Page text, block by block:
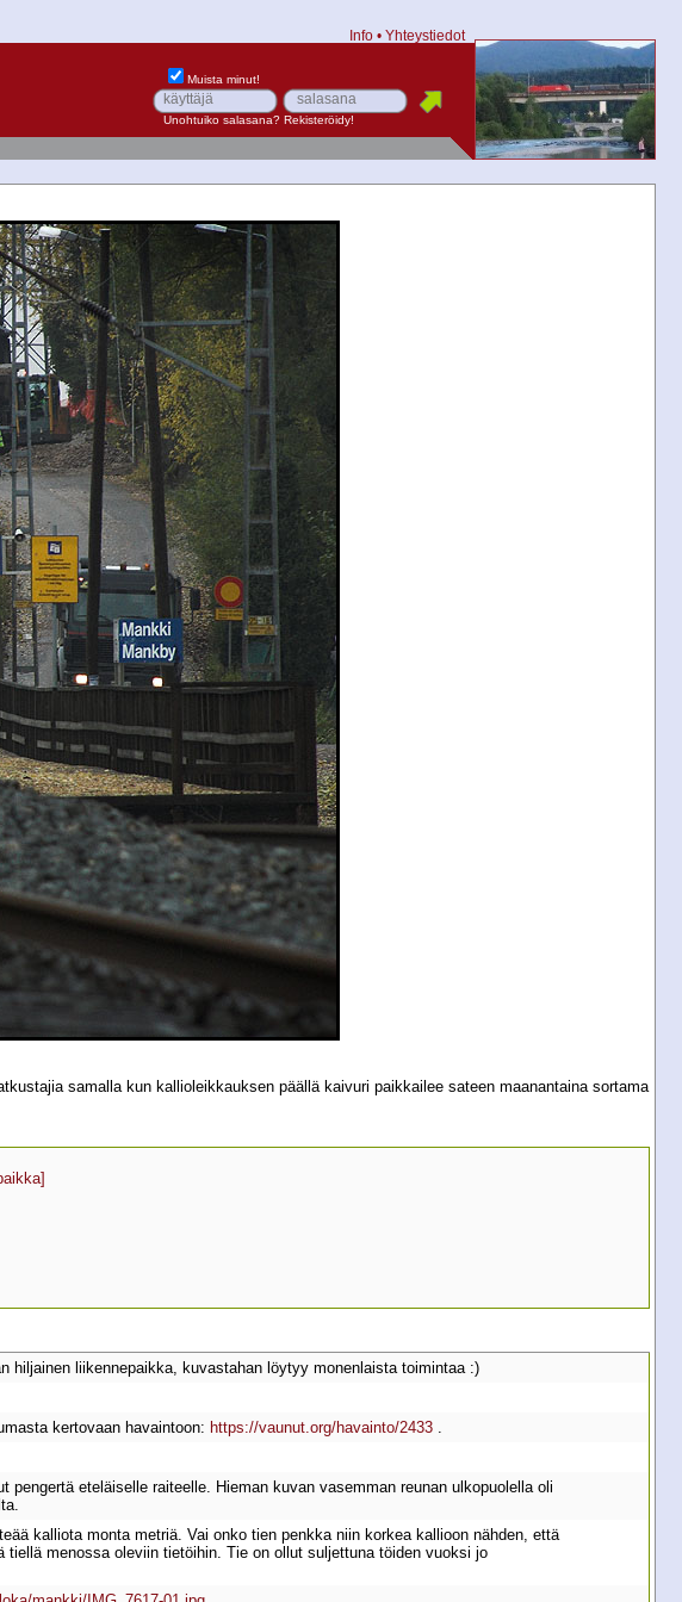
Info • Yhteystiedot
Muista minut!
Unohtuiko salasana? Rekisteröidy!
samalla kun kallioleikkauksen päällä kaivuri paikkailee sateen maanantaina sortama
hiljainen liikennepaikka, kuvastahan löytyy monenlaista toimintaa :)
kertovaan havaintoon: https://vaunut.org/havainto/2433 .
eteläiselle raiteelle. Hieman kuvan vasemman reunan ulkopuolella oli
kalliota monta metriä. Vai onko tien penkka niin korkea kallioon nähden, että
menossa oleviin tietöihin. Tie on ollut suljettuna töiden vuoksi jo